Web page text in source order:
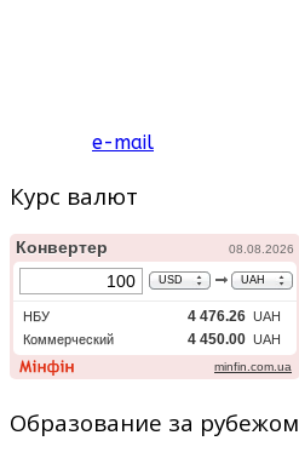
e-mail
Курс валют
Образование за рубежом